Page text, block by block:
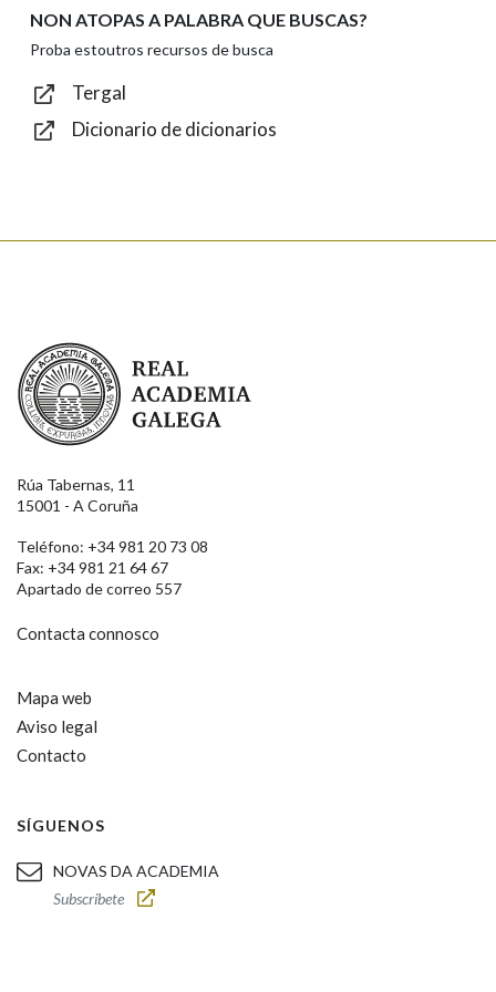
Texto de verificación
NON ATOPAS A PALABRA QUE BUSCAS?
Proba estoutros recursos de busca
Tergal
Dicionario de dicionarios
Real Academia Galega
Rúa Tabernas, 11
15001 - A Coruña
Teléfono: +34 981 20 73 08
Fax: +34 981 21 64 67
Apartado de correo 557
Contacta connosco
Mapa web
Aviso legal
Contacto
SÍGUENOS
NOVAS DA ACADEMIA
Subscríbete